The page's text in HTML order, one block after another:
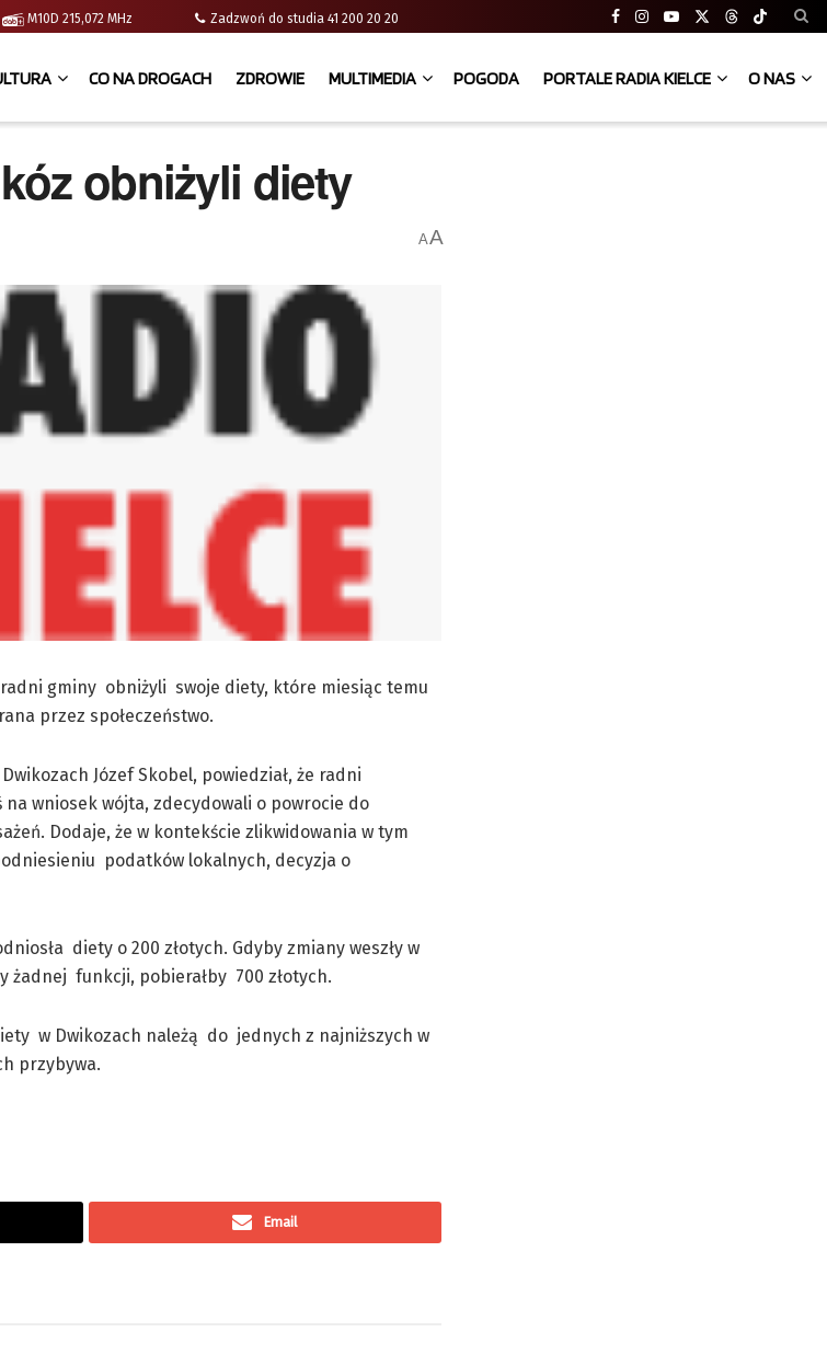
M10D 215,072 MHz Zadzwoń do studia 41 200 20 20
CO NA DROGACH ZDROWIE MULTIMEDIA POGODA PORTALE RADIA KIELCE O NAS
obniżyli diety
AA
gminy obniżyli swoje diety, które miesiąc temu
przez społeczeństwo.
Józef Skobel, powiedział, że radni
na wniosek wójta, zdecydowali o powrocie do
Dodaje, że w kontekście zlikwidowania w tym
podatków lokalnych, decyzja o
diety o 200 złotych. Gdyby zmiany weszły w
żadnej funkcji, pobierałby 700 złotych.
w Dwikozach należą do jednych z najniższych w
przybywa.
Email